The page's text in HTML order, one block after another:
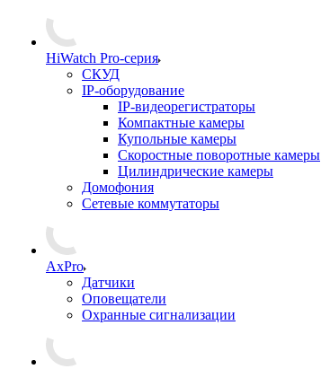
HiWatch Pro-серия
CКУД
IP-оборудование
IP-видеорегистраторы
Компактные камеры
Купольные камеры
Скоростные поворотные камеры
Цилиндрические камеры
Домофония
Сетевые коммутаторы
AxPro
Датчики
Оповещатели
Охранные сигнализации